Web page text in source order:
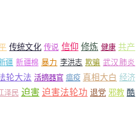
传统文化 传说 信仰 修炼 健康 共产
疆 新疆棉 暴力 李洪志 欺骗 武汉肺炎
轮大法 活摘器官 瘟疫 真相大白 经济
泽民 迫害 迫害法轮功 退党 邪教 酷